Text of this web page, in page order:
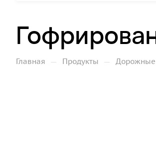
Главная — Продукты — Дорожные